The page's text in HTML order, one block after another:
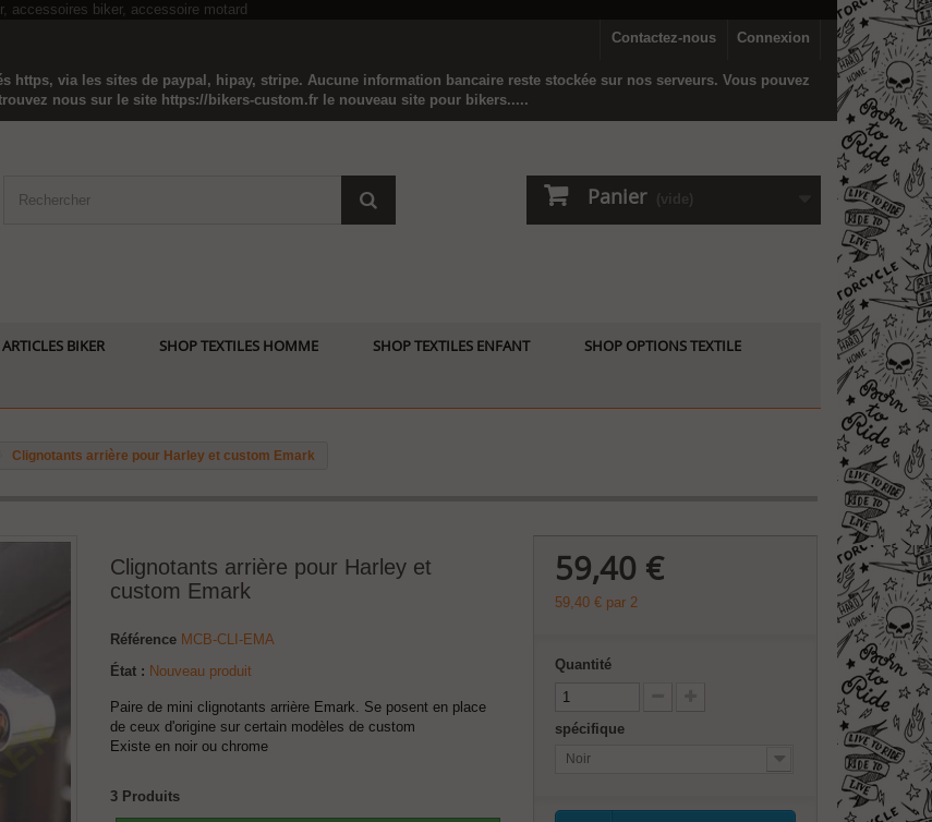
Connexion
Contactez-nous
https, via les sites de paypal, hipay, stripe. Aucune information bancaire reste stockée sur nos serveurs. Vous pouvez
nous sur le site https://bikers-custom.fr le nouveau site pour bikers.....
Panier (vide)
BIKER SHOP TEXTILES HOMME SHOP TEXTILES ENFANT SHOP OPTIONS TEXTILE
Clignotants arrière pour Harley et custom Emark
Clignotants arrière pour Harley et
custom Emark
Référence MCB-CLI-EMA
État : Nouveau produit
Paire de mini clignotants arrière Emark. Se posent en place
de ceux d'origine sur certain modèles de custom
Existe en noir ou chrome
3 Produits
59,40 €
59,40 €par 2
Quantité
spécifique
Noir